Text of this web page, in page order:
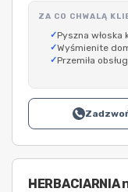
ZA CO CHWALĄ
Pyszna włoska
Wyśmienite
Przemiła